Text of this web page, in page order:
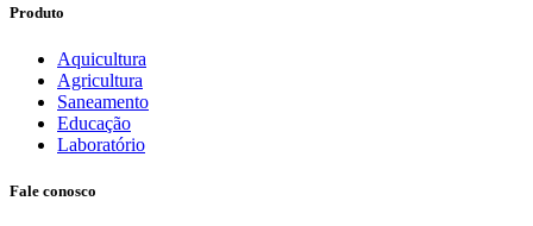
Produto
Aquicultura
Agricultura
Saneamento
Educação
Laboratório
Fale conosco